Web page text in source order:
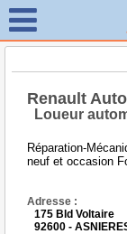
Renault
Loueur
Réparation-
neuf et occasion
Adresse :
175 Bld Voltaire
92600 -